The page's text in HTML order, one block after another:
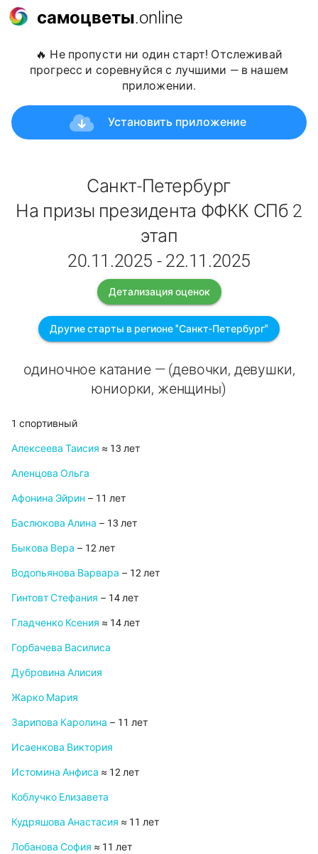
самоцветы.online
🔥 Не пропусти ни один старт! Отслеживай
прогресс и соревнуйся с лучшими — в нашем
приложении.
Установить приложение
Санкт-Петербург
На призы президента ФФКК СПб 2
этап
20.11.2025 - 22.11.2025
Детализация оценок
Другие старты в регионе "Санкт-Петербург"
одиночное катание — (девочки, девушки,
юниорки, женщины)
1 спортивный
Алексеева Таисия ≈ 13 лет
Аленцова Ольга
Афонина Эйрин – 11 лет
Баслюкова Алина – 13 лет
Быкова Вера – 12 лет
Водопьянова Варвара – 12 лет
Гинтовт Стефания – 14 лет
Гладченко Ксения ≈ 14 лет
Горбачева Василиса
Дубровина Алисия
Жарко Мария
Зарипова Каролина – 11 лет
Исаенкова Виктория
Истомина Анфиса ≈ 12 лет
Коблучко Елизавета
Кудряшова Анастасия ≈ 11 лет
Лобанова София ≈ 11 лет